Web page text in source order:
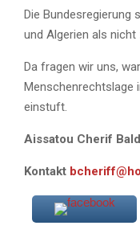
Die Bundesregierung
und Algerien als
Da fragen wir uns,
Menschenrechtslage
einstuft.
Aissatou Cherif
Kontakt